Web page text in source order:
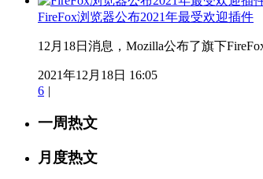
FireFox浏览器公布2021年最受欢迎插件
12月18日消息，Mozilla公布了旗下
2021年12月18日 16:05
6 |
一周热文
月度热文